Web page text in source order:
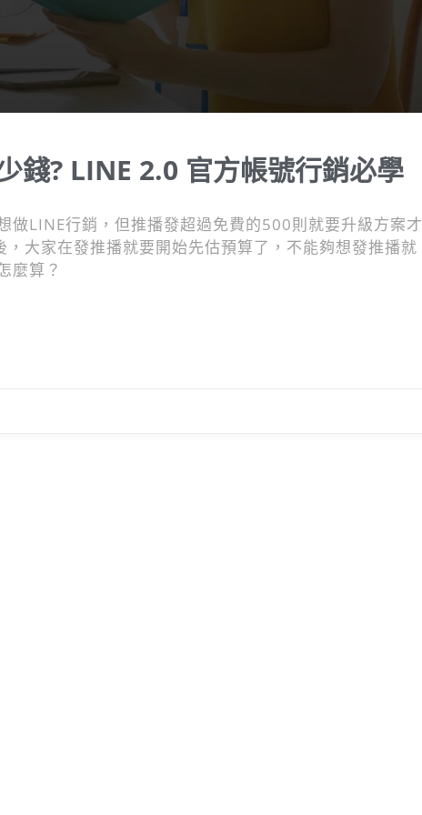
錢? LINE 2.0 官方帳號行銷必學
做LINE行銷，但推播發超過免費的500則就要升級方案才
大家在發推播就要開始先估預算了，不能夠想發推播就
怎麼算？